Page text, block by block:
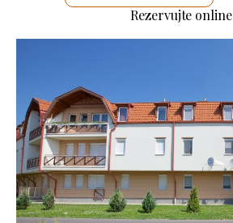
Rezervujte online